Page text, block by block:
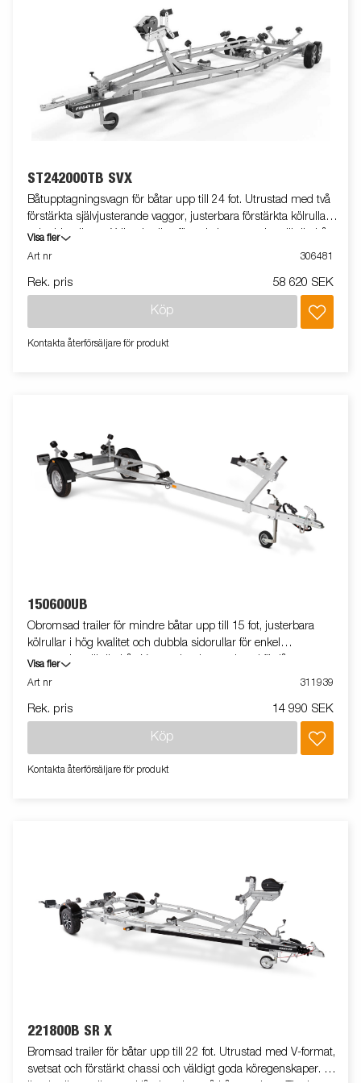
ST242000TB SVX
Båtupptagningsvagn för båtar upp till 24 fot. Utrustad med två
förstärkta självjusterande vaggor, justerbara förstärkta kölrullar
och sidorullar av X-line-kvalitet för enkel anpassning till din båt.
Varmgalvaniserat chassi för lång hållbarhet. Vinsch och
utrustat med en extra säkerhetsvajer för användning vid
Visa fler
Art nr
306481
Rek. pris 58 620 SEK
Köp
Kontakta återförsäljare för produkt
150600UB
Obromsad trailer för mindre båtar upp till 15 fot, justerbara
kölrullar i hög kvalitet och dubbla sidorullar för enkel
anpassning till din båt. Varmgalvaniserat chassi för lång
hållbarhet. Elen är helt skyddad i båttrailerns chassi. Vattentäta
lampor som inte behöver tas bort vid av- och pålastning av din
Visa fler
Art nr
311939
Rek. pris 14 990 SEK
Köp
Kontakta återförsäljare för produkt
221800B SR X
Bromsad trailer för båtar upp till 22 fot. Utrustad med V-format,
svetsat och förstärkt chassi och väldigt goda köregenskaper. X-